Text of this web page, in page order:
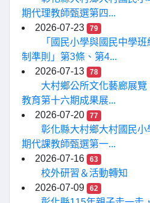
期代理教師甄選第四...
2026-07-23
79
「國民小學與國民中學
制準則」第3條、第4...
2026-07-13
78
大村鄉公所文化藝廊展
教育第十六期成果展...
2026-07-20
77
彰化縣大村鄉大村國民
期代課教師甄選第一...
2026-07-16
63
校外研習＆活動轉知
2026-07-09
62